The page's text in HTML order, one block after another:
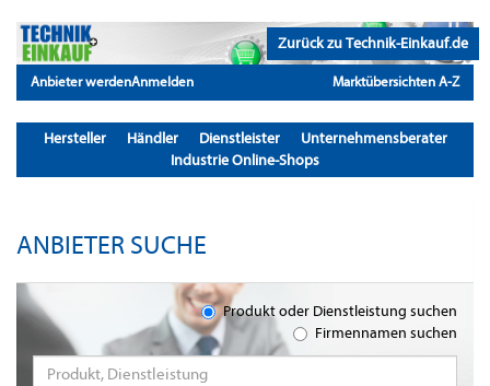
Zurück zu Technik-Einkauf.de
Anbieter werdenAnmelden Marktübersichten A-Z
Hersteller Händler Dienstleister
Unternehmensberater
Industrie Online-Shops
ANBIETER SUCHE
Produkt oder Dienstleistung suchen
Firmennamen suchen